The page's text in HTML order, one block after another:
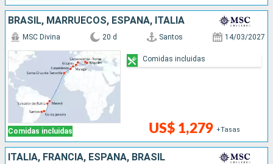
BRASIL, MARRUECOS, ESPAÑA, ITALIA
Comidas incluidas
MSC Divina 20 d Santos 14/03/2027
US$ 1,279 +Tasas
Comidas incluidas
ITALIA, FRANCIA, ESPAÑA, BRASIL